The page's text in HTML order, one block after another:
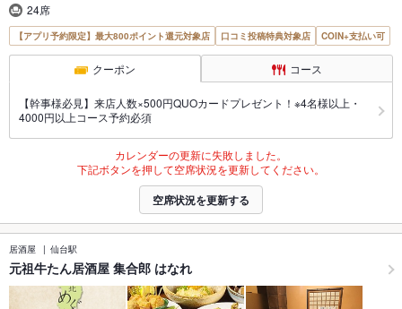
24席
【アプリ予約限定】最大800ポイント還元対象店 口コミ投稿特典対象店 COIN+支払い可
クーポン コース
【幹事様必見】来店人数×500円QUOカードプレゼント！※4名様以上・
4000円以上コース予約必須
カレンダーの更新に失敗しました。
下記ボタンを押して空席状況を更新してください。
空席状況を更新する
居酒屋 仙台駅
元祖牛たん居酒屋 集合郎 はなれ